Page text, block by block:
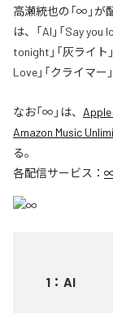
高瀬統也の「∞」
は、「AI」「Say you
tonight」「灰ライト
Love」「クライマ
なお「∞ 」は、
Amazon Music
る。
各配信サービス：
1 ： AI